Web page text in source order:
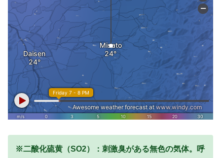
※二酸化硫黄（SO2）：刺激臭がある無色の気体。呼